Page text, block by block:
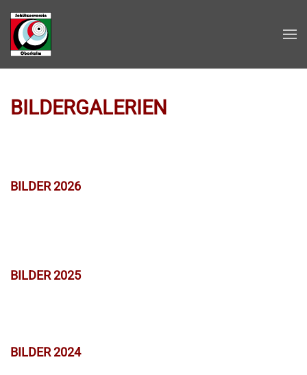
Zum Hauptinhalt springen
BILDERGALERIEN
BILDER 2026
BILDER 2025
BILDER 2024